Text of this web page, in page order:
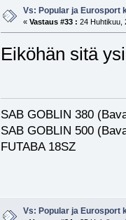
Vs: Popular ja Eurosport
« Vastaus #33 : 24 Huhtikuu,
Eiköhän sitä
SAB GOBLIN 380
SAB GOBLIN 500
FUTABA 18SZ
Vs: Popular ja Eurosport